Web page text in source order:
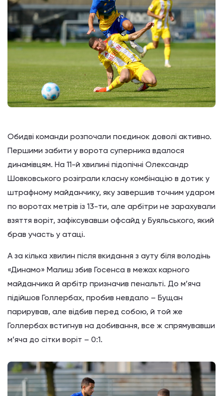
Обидві команди розпочали поєдинок доволі активно.
Першими забити у ворота суперника вдалося
динамівцям. На 11-й хвилині підопічні Олександр
Шовковського розіграли класну комбінацію в дотик у
штрафному майданчику, яку завершив точним ударом
по воротах метрів із 13-ти, але арбітри не зарахували
взяття воріт, зафіксувавши офсайд у Буяльського, який
брав участь у атаці.
А за кілька хвилин після вкидання з ауту біля володінь
«Динамо» Малиш збив Госенса в межах карного
майданчика й арбітр призначив пенальті. До м’яча
підійшов Голлербах, пробив невдало – Бущан
парирував, але відбив перед собою, й той же
Голлербах встигнув на добивання, все ж спрямувавши
м’яча до сітки воріт – 0:1.